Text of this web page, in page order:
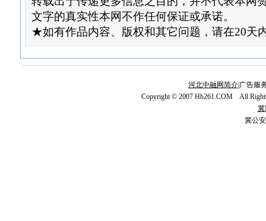
文字的真实性本网不作任何保证或承诺。
★如有作品内容、版权和其它问题，请在20天
河北中融网简介 |广告服
Copyright © 2007 Hb261.COM All
冀
冀公